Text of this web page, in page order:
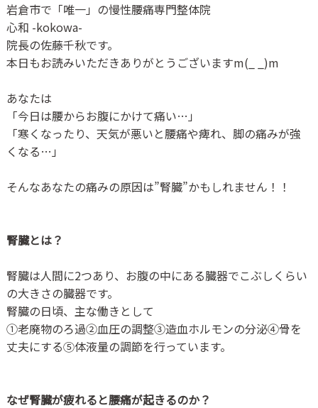
岩倉市で「唯一」の慢性腰痛専門整体院
心和 -kokowa-
院長の佐藤千秋です。
本日もお読みいただきありがとうございますm(_ _)m
あなたは
「今日は腰からお腹にかけて痛い…」
「寒くなったり、天気が悪いと腰痛や痺れ、脚の痛みが強
くなる…」
そんなあなたの痛みの原因は”腎臓”かもしれません！！
腎臓とは？
腎臓は人間に2つあり、お腹の中にある臓器でこぶしくらい
の大きさの臓器です。
腎臓の日頃、主な働きとして
①老廃物のろ過②血圧の調整③造血ホルモンの分泌④骨を
丈夫にする⑤体液量の調節を行っています。
なぜ腎臓が疲れると腰痛が起きるのか？